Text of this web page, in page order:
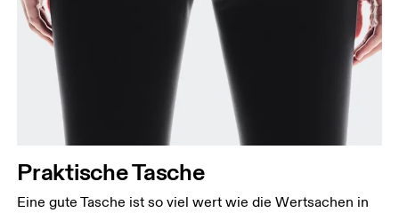
Praktische Tasche
Eine gute Tasche ist so viel wert wie die Wertsachen in